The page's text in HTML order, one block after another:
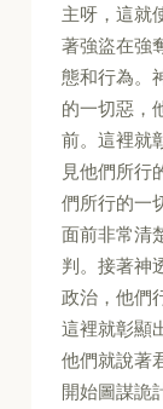
主呀，這就
著強盜在強
態和行為。
的一切惡，
前。這裡就
見他們所行
們所行的一
面前非常清
判。接著神
政治，他們
這裡就彰顯
他們就說著
開始圖謀詭